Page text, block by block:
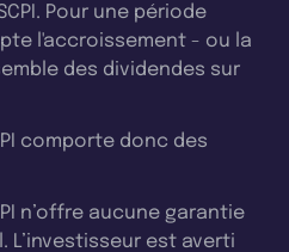
Pour une période
l'accroissement - ou la
des dividendes sur
comporte donc des
n’offre aucune garantie
est averti